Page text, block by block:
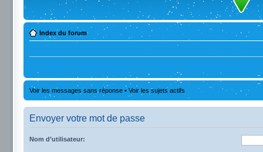
Index du forum
Voir les messages sans réponse • Voir les sujets actifs
Envoyer votre mot de passe
Nom d’utilisateur: